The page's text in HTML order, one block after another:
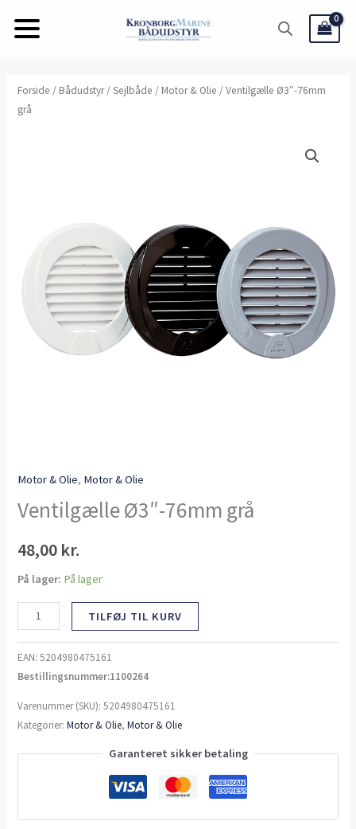
Forside / Bådudstyr/Sejlbåde / Motor & Olie / Ventilgælle Ø3″-76mm
grå
Motor & Olie, Motor & Olie
Ventilgælle Ø3″-76mm grå
48,00 kr.
På lager: På lager
Ventilgælle
Ø3"-76mm
TILFØJ TIL KURV
EAN:5204980475161
Bestillingsnummer:1100264
Varenummer (SKU):5204980475161
Kategorier:Motor & Olie,Motor & Olie
Garanteret sikker betaling